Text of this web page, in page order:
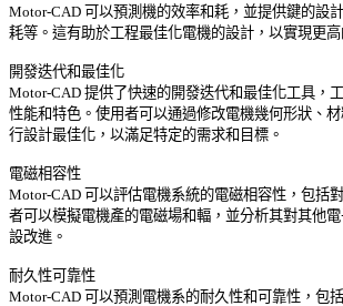
Motor-CAD 可以預測機的效率和耗，並提供鍵的設
耗等。這有助於工程最佳化電機的設計，以實現更高
開發迭代和最佳化
Motor-CAD 提供了快速的開發迭代和最佳化工具，
性能和特色。使用者可以通過修改電機幾何形狀、
行設計最佳化，以滿足特定的需求和目標。
電磁相容性
Motor-CAD 可以評估電機系統的電磁相容性，包括
者可以模擬電機產的電磁場和輻，並分析其對其他
設改進。
耐久性可靠性
Motor-CAD 可以預測電機系的耐久性和可靠性，包